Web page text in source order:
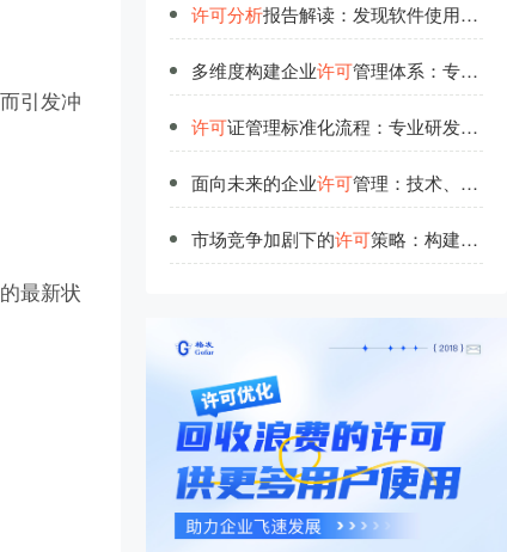
引发冲
最新状
许可分析报告解读：发现软件使用中的隐藏价值
多维度构建企业许可管理体系：专业研发团队的实战分享
许可证管理标准化流程：专业研发团队的经验总结
面向未来的企业许可管理：技术、流程与人才的协同进化
市场竞争加剧下的许可策略：构建企业核心优势